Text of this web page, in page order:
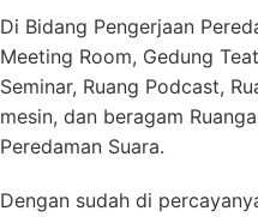
Di Bidang Pengerjaan
Meeting Room, Gedung
Seminar, Ruang Podcast,
mesin, dan beragam
Peredaman Suara.
Dengan sudah di